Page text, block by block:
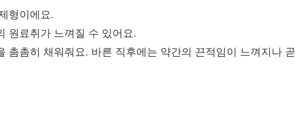
형이에요.
원료취가 느껴질 수 있어요.
촘촘히 채워줘요. 바른 직후에는 약간의 끈적임이 느껴지나